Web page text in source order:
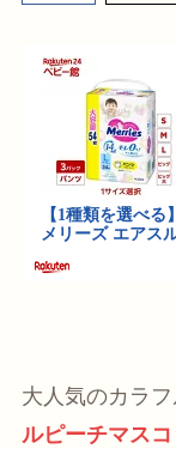
大人気のカラ
ルピーチマスコ